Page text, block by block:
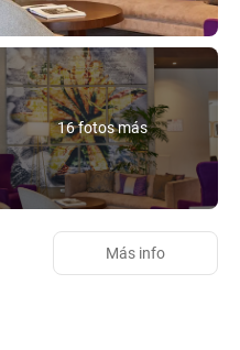
16 fotos más
Más info